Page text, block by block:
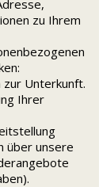
zu Ihrem
Unterkunft.
Ihrer
über unsere